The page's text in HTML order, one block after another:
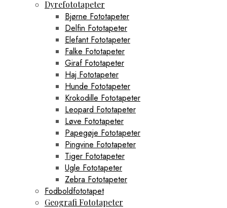
Dyrefototapeter
Bjørne Fototapeter
Delfin Fototapeter
Elefant Fototapeter
Falke Fototapeter
Giraf Fototapeter
Haj Fototapeter
Hunde Fototapeter
Krokodille Fototapeter
Leopard Fototapeter
Løve Fototapeter
Papegøje Fototapeter
Pingvine Fototapeter
Tiger Fototapeter
Ugle Fototapeter
Zebra Fototapeter
Fodboldfototapet
Geografi Fototapeter